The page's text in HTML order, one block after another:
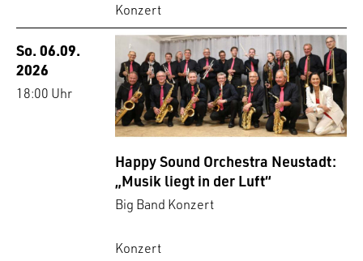
Konzert
So. 06.09.
2026
18:00 Uhr
Happy Sound Orchestra Neustadt:
„Musik liegt in der Luft“
Big Band Konzert
Konzert